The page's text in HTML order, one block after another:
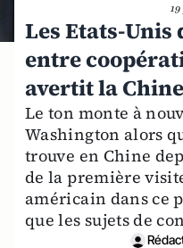
Les Etats-
entre
avertit la Chine
Le ton monte à
Washington alors
trouve en Chine
de la première
américain dans ce
que les sujets de